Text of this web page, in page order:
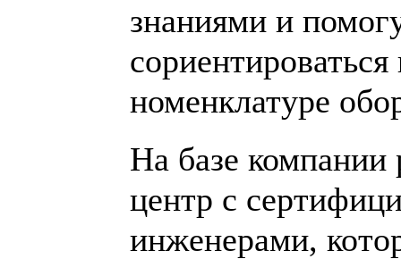
знаниями и
номенклатуре
На базе компании
центр с
инженерами,